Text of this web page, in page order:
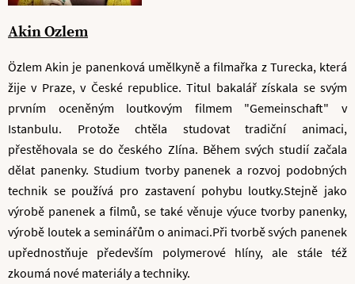
Akin Ozlem
Özlem Akin je panenková umělkyně a filmařka z Turecka, která
žije v Praze, v České republice. Titul bakalář získala se svým
prvním oceněným loutkovým filmem "Gemeinschaft" v
Istanbulu. Protože chtěla studovat tradiční animaci,
přestěhovala se do českého Zlína. Během svých studií začala
dělat panenky. Studium tvorby panenek a rozvoj podobných
technik se používá pro zastavení pohybu loutky.Stejně jako
výrobě panenek a filmů, se také věnuje výuce tvorby panenky,
výrobě loutek a seminářům o animaci.Při tvorbě svých panenek
upřednostňuje především polymerové hlíny, ale stále též
zkoumá nové materiály a techniky.